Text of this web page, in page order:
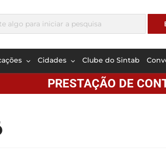
Cidades Clube do Sintab
PRESTAÇÃO DE